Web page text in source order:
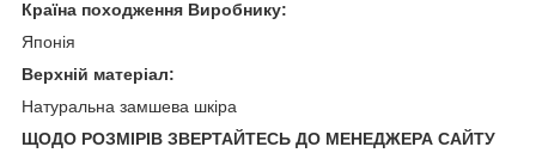
Країна походження Виробнику:
Японія
Верхній матеріал:
Натуральна замшева шкіра
ЩОДО РОЗМІРІВ ЗВЕРТАЙТЕСЬ ДО МЕНЕДЖЕРА САЙТУ